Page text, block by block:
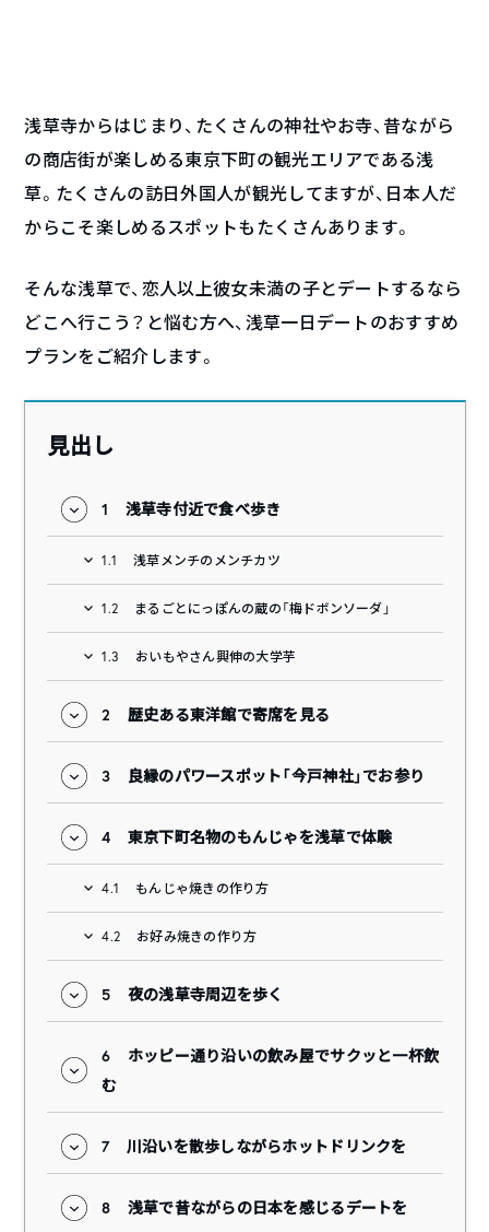
浅草寺からはじまり、たくさんの神社やお寺、昔ながら
の商店街が楽しめる東京下町の観光エリアである浅
草。たくさんの訪日外国人が観光してますが、日本人だ
からこそ楽しめるスポットもたくさんあります。
そんな浅草で、恋人以上彼女未満の子とデートするなら
どこへ行こう？と悩む方へ、浅草一日デートのおすすめ
プランをご紹介します。
見出し
1 浅草寺付近で食べ歩き
1.1 浅草メンチのメンチカツ
1.2 まるごとにっぽんの蔵の「梅ドボンソーダ」
1.3 おいもやさん興伸の大学芋
2 歴史ある東洋館で寄席を見る
3 良縁のパワースポット「今戸神社」でお参り
4 東京下町名物のもんじゃを浅草で体験
4.1 もんじゃ焼きの作り方
4.2 お好み焼きの作り方
5 夜の浅草寺周辺を歩く
6
ホッピー通り沿いの飲み屋でサクッと一杯飲
む
7 川沿いを散歩しながらホットドリンクを
8 浅草で昔ながらの日本を感じるデートを